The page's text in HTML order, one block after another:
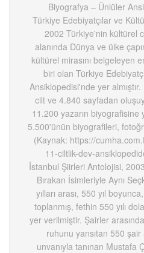
Biyografya – Ünlüler
Türkiye Edebiyatçılar ve
2002 Türkiye'nin kültürel
alanında Dünya ve ülke
kültürel mirasını belgeleyen
biri olan Türkiye
Ansiklopedisi'nde yer
cilt ve 4.840 sayfadan
11.200 yazarın
5.500'ünün biyografileri,
(Kaynak: https://
11-ciltlik-dev-
İstanbul Şiirleri Antolojisi,
Bırakan İsimleriyle Aynı
yılları arası, 550 yıl
toplanmış, fethin 550 yılı
yer verilmiştir. Şairler
ruhunu yansıtan 550 şair
unvanıyla tanınan Mustafa